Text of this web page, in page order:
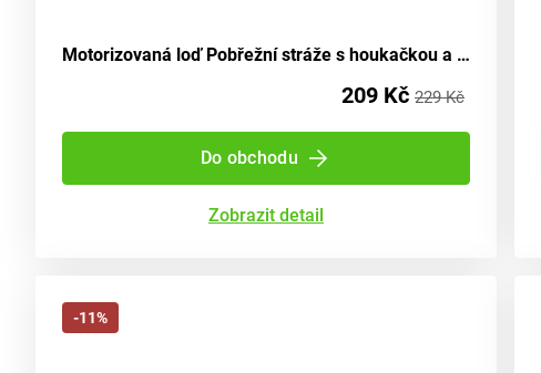
Motorizovaná loď Pobřežní stráže s houkačkou a světly
209 Kč 229 Kč
Do obchodu
Zobrazit detail
-11%